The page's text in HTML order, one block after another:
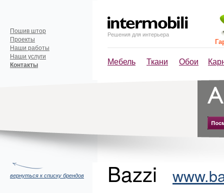
Решения для интерьера
Мебель Ткани Обои
Пошив штор
Проекты
Наши работы
Наши услуги
Контакты
вернуться к списку брендов Bazzi